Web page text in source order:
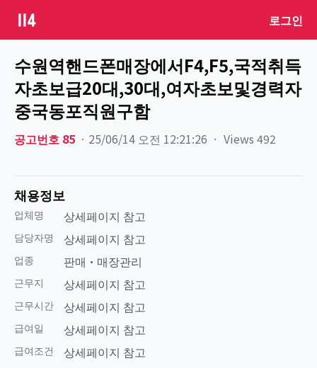
로그인
수원역핸드폰매장에서F4,F5,국적취득
자초보급20대,30대,여자초보및경력자
중국동포직원구함
공고번호 85 ㆍ 25/06/14 오전 12:21:26 ㆍ Views 492
채용정보
업체명 상세페이지 참고
담당자명 상세페이지 참고
업종 판매·매장관리
근무지 상세페이지 참고
근무시간 상세페이지 참고
급여일 상세페이지 참고
급여조건 상세페이지 참고